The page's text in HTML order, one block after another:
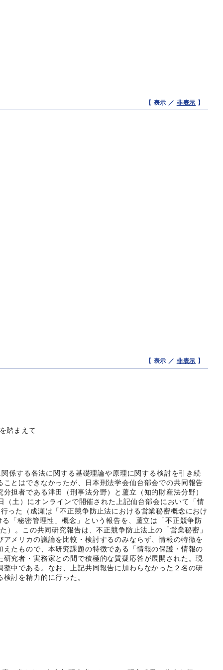
【 表示 ／ 非表示 】
【 表示 ／ 非表示 】
踏まえて
係する各法に関する基礎理論や原理に関する検討を引き続
とはできなかったが、日本刑法学会仙台部会での共同報告
担者である津田（刑事法分野）と蘆立（知的財産法分野）
土）にオンラインで開催された上記仙台部会において「情
った（成瀬は「不正競争防止法における営業秘密概念におけ
「秘密管理性」概念」という報告を、蘆立は「不正競争防
。この共同研究報告は、不正競争防止法上の「営業秘密」
メリカの議論を比較・検討するのみならず、情報の特徴を
たもので、本研究課題の特徴である「情報の保護・情報の
究者・実務家との間で積極的な質疑応答が展開された。現
中である。なお、上記共同報告に加わらなかった２名の研
討を精力的に行った。